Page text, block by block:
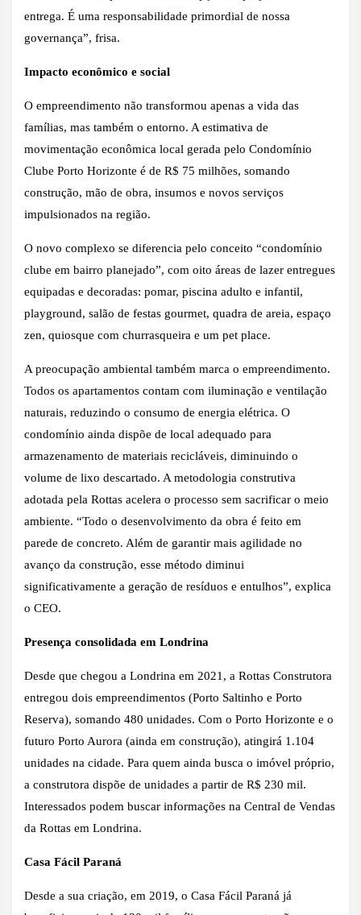
entrega. É uma responsabilidade primordial de nossa
governança”, frisa.
Impacto econômico e social
O empreendimento não transformou apenas a vida das
famílias, mas também o entorno. A estimativa de
movimentação econômica local gerada pelo Condomínio
Clube Porto Horizonte é de R$ 75 milhões, somando
construção, mão de obra, insumos e novos serviços
impulsionados na região.
O novo complexo se diferencia pelo conceito “condomínio
clube em bairro planejado”, com oito áreas de lazer entregues
equipadas e decoradas: pomar, piscina adulto e infantil,
playground, salão de festas gourmet, quadra de areia, espaço
zen, quiosque com churrasqueira e um pet place.
A preocupação ambiental também marca o empreendimento.
Todos os apartamentos contam com iluminação e ventilação
naturais, reduzindo o consumo de energia elétrica. O
condomínio ainda dispõe de local adequado para
armazenamento de materiais recicláveis, diminuindo o
volume de lixo descartado. A metodologia construtiva
adotada pela Rottas acelera o processo sem sacrificar o meio
ambiente. “Todo o desenvolvimento da obra é feito em
parede de concreto. Além de garantir mais agilidade no
avanço da construção, esse método diminui
significativamente a geração de resíduos e entulhos”, explica
o CEO.
Presença consolidada em Londrina
Desde que chegou a Londrina em 2021, a Rottas Construtora
entregou dois empreendimentos (Porto Saltinho e Porto
Reserva), somando 480 unidades. Com o Porto Horizonte e o
futuro Porto Aurora (ainda em construção), atingirá 1.104
unidades na cidade. Para quem ainda busca o imóvel próprio,
a construtora dispõe de unidades a partir de R$ 230 mil.
Interessados podem buscar informações na Central de Vendas
da Rottas em Londrina.
Casa Fácil Paraná
Desde a sua criação, em 2019, o Casa Fácil Paraná já